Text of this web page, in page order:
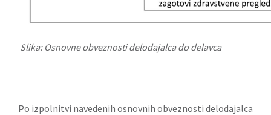
Slika: Osnovne obveznosti delodajalca do delavca
Po izpolnitvi navedenih osnovnih obveznosti delodajalca